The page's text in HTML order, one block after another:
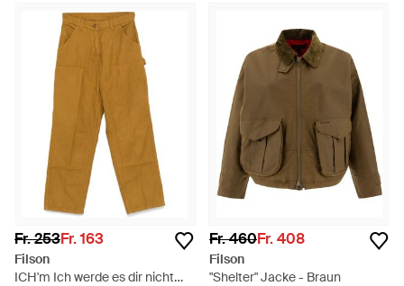
Fr. 253Fr. 163
Filson
ICH'm Ich werde es dir nicht
Fr. 460Fr. 408
Filson
"Shelter" Jacke - Braun